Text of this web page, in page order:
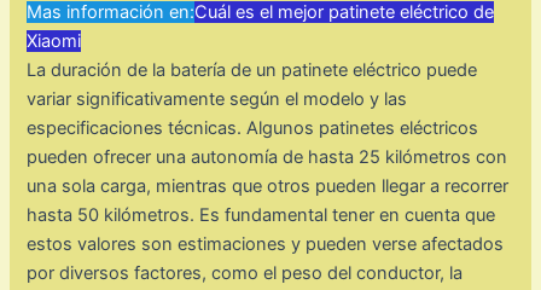
Mas información en:Cuál es el mejor patinete eléctrico de
Xiaomi
La duración de la batería de un patinete eléctrico puede
variar significativamente según el modelo y las
especificaciones técnicas. Algunos patinetes eléctricos
pueden ofrecer una autonomía de hasta 25 kilómetros con
una sola carga, mientras que otros pueden llegar a recorrer
hasta 50 kilómetros. Es fundamental tener en cuenta que
estos valores son estimaciones y pueden verse afectados
por diversos factores, como el peso del conductor, la